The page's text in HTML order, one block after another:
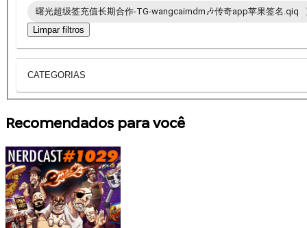
曙光超级签充值长期合作-TG-wangcaimdm🎶传奇app苹果签名.qiq
Limpar filtros
CATEGORIAS
Recomendados para você